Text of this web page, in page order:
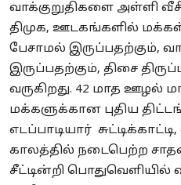
வாக்குறுதிகளை அள்ளி
திமுக, ஊடகங்களில்
பேசாமல் இருப்பதற்கும்,
இருப்பதற்கும், திசை
வருகிறது. 42 மாத ஊழல்
மக்களுக்கான புதிய
எடப்பாடியார்
காலத்தில் நடைபெற்ற
சீட்டின்றி பொதுவெளியில்